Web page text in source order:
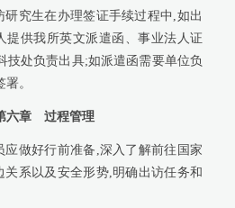
研究生在办理签证手续过程中,如出
提供我所英文派遣函、事业法人证
技处负责出具;如派遣函需要单位负
。
六章 过程管理
应做好行前准备,深入了解前往国家
系以及安全形势,明确出访任务和